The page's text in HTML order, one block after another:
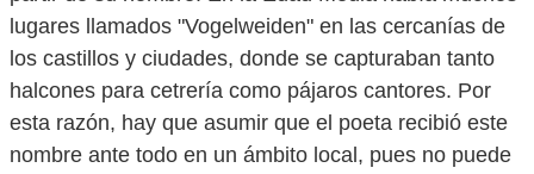
lugares llamados "Vogelweiden" en las cercanías de
los castillos y ciudades, donde se capturaban tanto
halcones para cetrería como pájaros cantores. Por
esta razón, hay que asumir que el poeta recibió este
nombre ante todo en un ámbito local, pues no puede